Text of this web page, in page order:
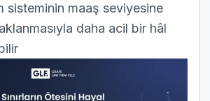
sisteminin maaş seviyesine
daha acil bir hâl